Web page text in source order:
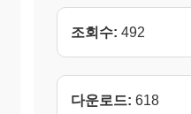
조회수: 492
다운로드: 618